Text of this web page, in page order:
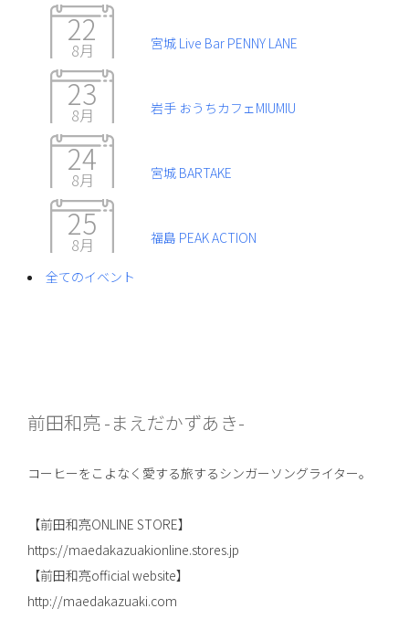
22
8月 宮城 Live Bar PENNY LANE
23
8月 岩手 おうちカフェMIUMIU
24
8月 宮城 BARTAKE
25
8月 福島 PEAK ACTION
全てのイベント
前田和亮 -まえだかずあき-
コーヒーをこよなく愛する旅するシンガーソングライター。
【前田和亮ONLINE STORE】
https://maedakazuakionline.stores.jp
【前田和亮official website】
http://maedakazuaki.com